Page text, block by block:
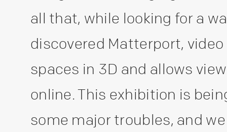
all that, while looking for a
discovered Matterport,
spaces in 3D and allows
online. This exhibition is
some major troubles, and